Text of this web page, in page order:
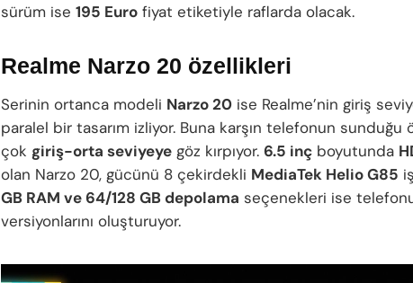
sürüm ise 195 Euro fiyat etiketiyle raflarda olacak.
Realme Narzo 20 özellikleri
Serinin ortanca modeli Narzo 20 ise Realme’nin giriş
paralel bir tasarım izliyor. Buna karşın telefonun sunduğu
çok giriş-orta seviyeye göz kırpıyor. 6.5 inç boyutunda
olan Narzo 20, gücünü 8 çekirdekli MediaTek Helio G85
GB RAM ve 64/128 GB depolama seçenekleri ise
versiyonlarını oluşturuyor.